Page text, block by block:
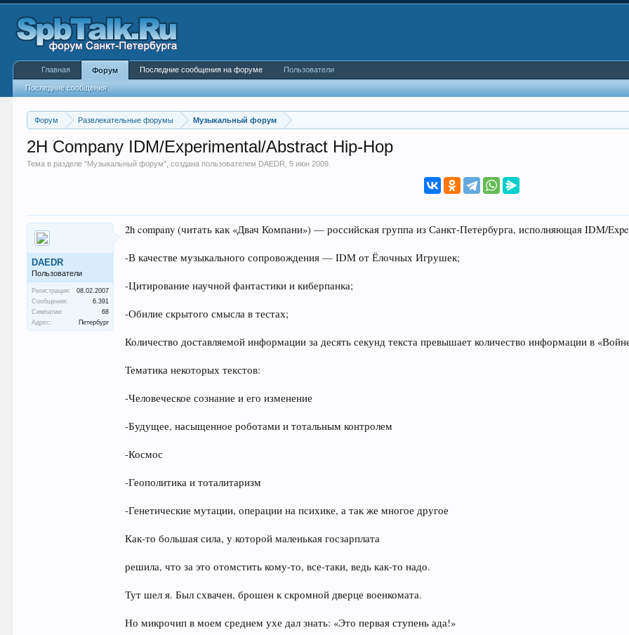
Форум Развлекательные форумы Музыкальный форум
2H Company IDM/Experimental/Abstract Hip-Hop
Тема в разделе "Музыкальный форум", создана пользователем DAEDR ,5 июн 2009
DAEDR
Пользователи
Регистрация:
08.02.2007
Сообщения:
6.391
Симпатии:
68
Адрес:
Петербург
2h company (читать как «Двач Компани») — российская группа из Санкт-Петербурга, исполняющая IDM/
-В качестве музыкального сопровождения — IDM от Ёлочных Игрушек;
-Цитирование научной фантастики и киберпанка;
-Обилие скрытого смысла в тестах;
Количество доставляемой информации за десять секунд текста превышает количество информации в
Тематика некоторых текстов:
-Человеческое сознание и его изменение
-Будущее, насыщенное роботами и тотальным контролем
-Космос
-Геополитика и тоталитаризм
-Генетические мутации, операции на психике, а так же многое другое
Как-то большая сила, у которой маленькая госзарплата
решила, что за это отомстить кому-то, все-таки, ведь как-то надо.
Тут шел я. Был схвачен, брошен к скромной дверце военкомата.
Но микрочип в моем среднем ухе дал знать: «Это первая ступень ада!»
Главная Форум
Последние сообщения
Последние сообщения на форуме Пользователи